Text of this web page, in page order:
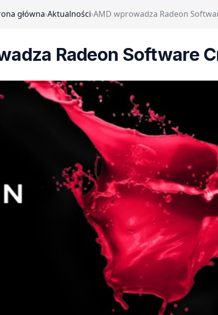
główna›Aktualności›AMD wprowadza Radeon
Radeon Software